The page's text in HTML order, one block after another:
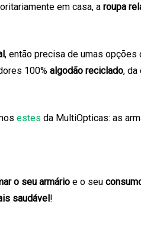
em casa, a roupa
, então precisa de umas opções
100% algodão reciclado, da
estes da MultiOpticas: as
o seu armárioe o seu
saudável!